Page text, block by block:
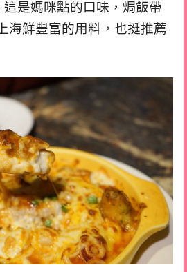
這是媽咪點的口味，焗飯帶
海鮮豐富的用料，也挺推薦